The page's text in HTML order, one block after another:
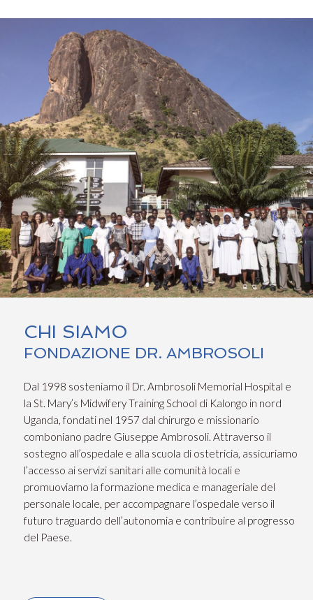
CHI SIAMO
FONDAZIONE DR. AMBROSOLI
Dal 1998 sosteniamo il Dr. Ambrosoli Memorial Hospital e
la St. Mary’s Midwifery Training School di Kalongo in nord
Uganda, fondati nel 1957 dal chirurgo e missionario
comboniano padre Giuseppe Ambrosoli. Attraverso il
sostegno all’ospedale e alla scuola di ostetricia, assicuriamo
l’accesso ai servizi sanitari alle comunità locali e
promuoviamo la formazione medica e manageriale del
personale locale, per accompagnare l’ospedale verso il
futuro traguardo dell’autonomia e contribuire al progresso
del Paese.